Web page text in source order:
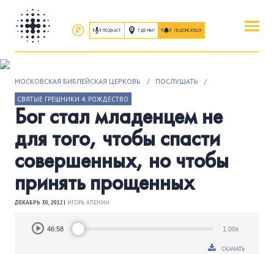
ПОДКАСТ ГДЕ МЫ? ПОДПИСАТЬСЯ
ОБ ИИСУСЕ ХРИСТЕ
ПОСЕТИТЬ
КАК ПРОЕХАТЬ|О ЦЕРКВИ
ПРИСОЕДИНИТЬСЯ
ЗАНЯТИЯ|ГРУППЫ|СЛУЖЕНИЯ
МОСКОВСКАЯ БИБЛЕЙСКАЯ ЦЕРКОВЬ / ПОСЛУШАТЬ /
СВЯТЫЕ ГРЕШНИКИ 4: РОЖДЕСТВО
Бог стал младенцем не
для того, чтобы спасти
совершенных, но чтобы
принять прощенных
ДЕКАБРЬ 30, 2012 | ИГОРЬ АЛЕНИН
Audio
Player46:58 1.00x
СКАЧАТЬ